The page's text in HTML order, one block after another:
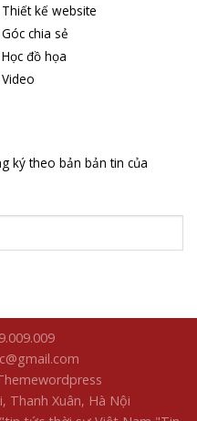
Thiết kế website
Góc chia sẻ
Học đồ họa
Video
ký theo bản bản tin của
Thanh Xuân, Hà Nội